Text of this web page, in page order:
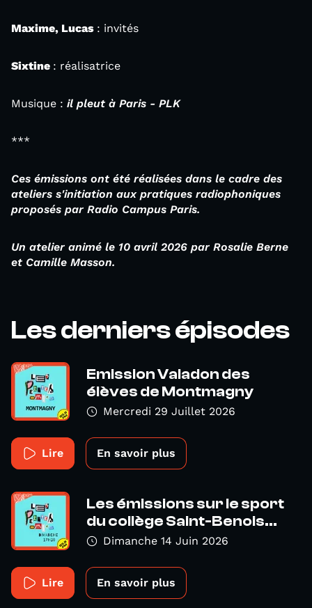
Maxime, Lucas : invités
Sixtine : réalisatrice
Musique : il pleut à Paris - PLK
***
Ces émissions ont été réalisées dans le cadre des
ateliers s'initiation aux pratiques radiophoniques
proposés par Radio Campus Paris.
Un atelier animé le 10 avril 2026 par Rosalie Berne
et Camille Masson.
Les derniers épisodes
Emission Valadon des
élèves de Montmagny
Mercredi 29 Juillet 2026
Lire En savoir plus
Les émissions sur le sport
du collège Saint-Benois...
Dimanche 14 Juin 2026
Lire En savoir plus